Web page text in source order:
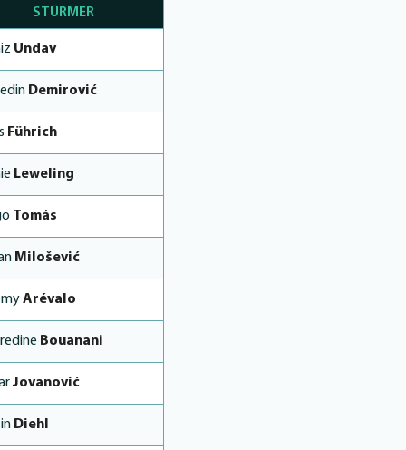
STÜRMER
Undav
Demirović
Führich
Leweling
Tomás
Milošević
Arévalo
Bouanani
Jovanović
Diehl